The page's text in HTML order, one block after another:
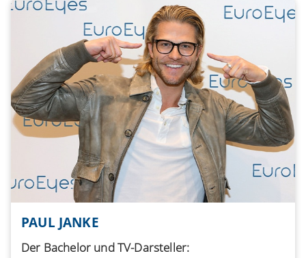
PAUL JANKE
Der Bachelor und TV-Darsteller: